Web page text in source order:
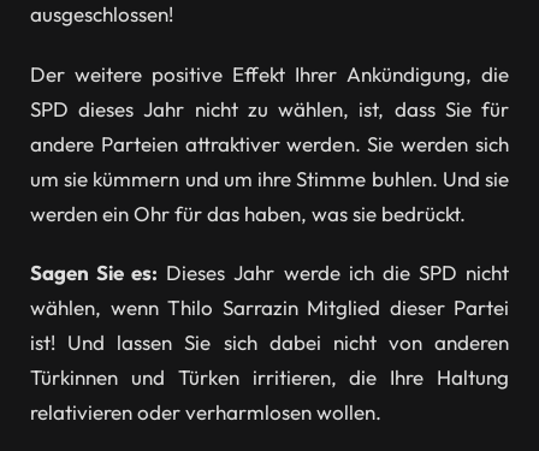
ausgeschlossen!
Der weitere positive Effekt Ihrer Ankündigung, die
SPD dieses Jahr nicht zu wählen, ist, dass Sie für
andere Parteien attraktiver werden. Sie werden sich
um sie kümmern und um ihre Stimme buhlen. Und sie
werden ein Ohr für das haben, was sie bedrückt.
Sagen Sie es: Dieses Jahr werde ich die SPD nicht
wählen, wenn Thilo Sarrazin Mitglied dieser Partei
ist! Und lassen Sie sich dabei nicht von anderen
Türkinnen und Türken irritieren, die Ihre Haltung
relativieren oder verharmlosen wollen.